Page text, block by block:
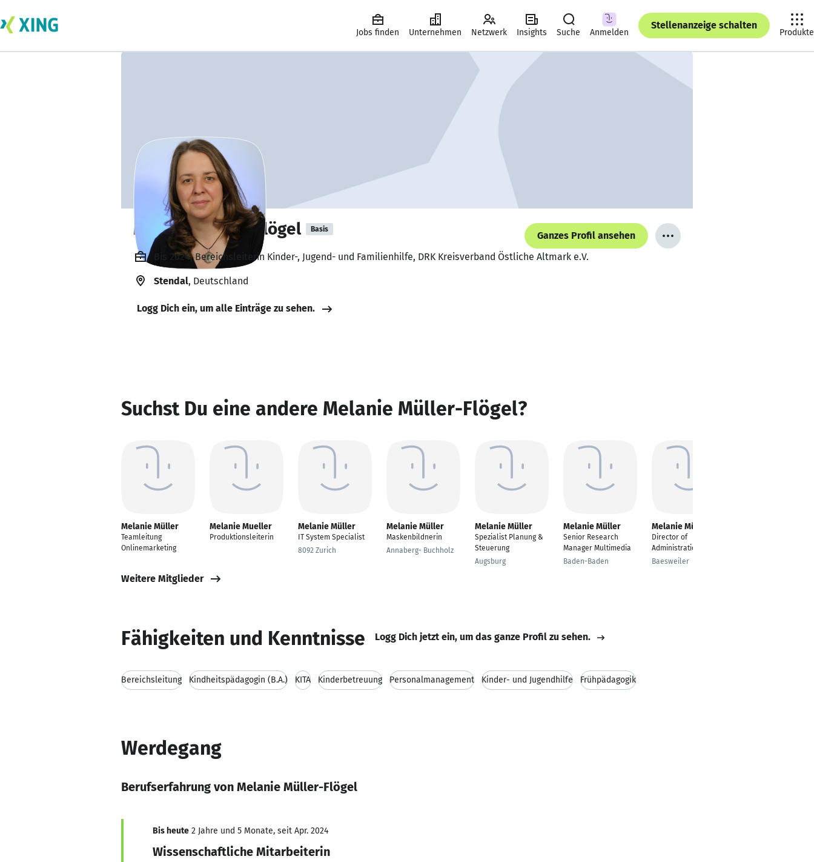
Jobs finden Unternehmen Netzwerk Insights Suche Anmelden
Stellenanzeige schalten
Produkte
Melanie Müller-Flögel Basis
Ganzes Profil ansehen
Bis 2024, Bereichsleiterin Kinder-, Jugend- und Familienhilfe, DRK Kreisverband Östliche Altmark e.V.
Stendal, Deutschland
Logg Dich ein, um alle Einträge zu sehen.
Suchst Du eine andere Melanie Müller-Flögel?
Melanie Müller
Teamleitung
Onlinemarketing
Melanie Mueller
Produktionsleiterin
Melanie Müller
IT System Specialist
8092 Zurich
Melanie Müller
Maskenbildnerin
Annaberg- Buchholz
Melanie Müller
Spezialist Planung &
Steuerung
Augsburg
Melanie Müller
Senior Research
Manager Multimedia
Baden-Baden
Melanie Müller
Director of
Administration
Baesweiler
Weitere Mitglieder
Fähigkeiten und Kenntnisse Logg Dich jetzt ein, um das ganze Profil zu sehen.
Bereichsleitung Kindheitspädagogin (B.A.) KITA Kinderbetreuung Personalmanagement Kinder- und Jugendhilfe Frühpädagogik
Werdegang
Berufserfahrung von Melanie Müller-Flögel
Bis heute 2 Jahre und 5 Monate, seit Apr. 2024
Wissenschaftliche Mitarbeiterin